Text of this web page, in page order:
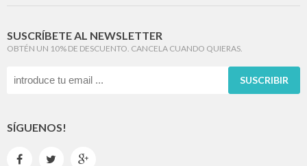
SUSCRÍBETE AL NEWSLETTER
OBTÉN UN 10% DE DESCUENTO. CANCELA CUANDO QUIERAS.
SUSCRIBIR
SÍGUENOS!
  